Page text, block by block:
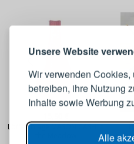
Unsere Website
Wir verwenden
betreiben, ihre Nutzung
Inhalte sowie Werbung
Alle
Löffelablage MASON CASH In
Melden Sie
E-Mail-Adresse